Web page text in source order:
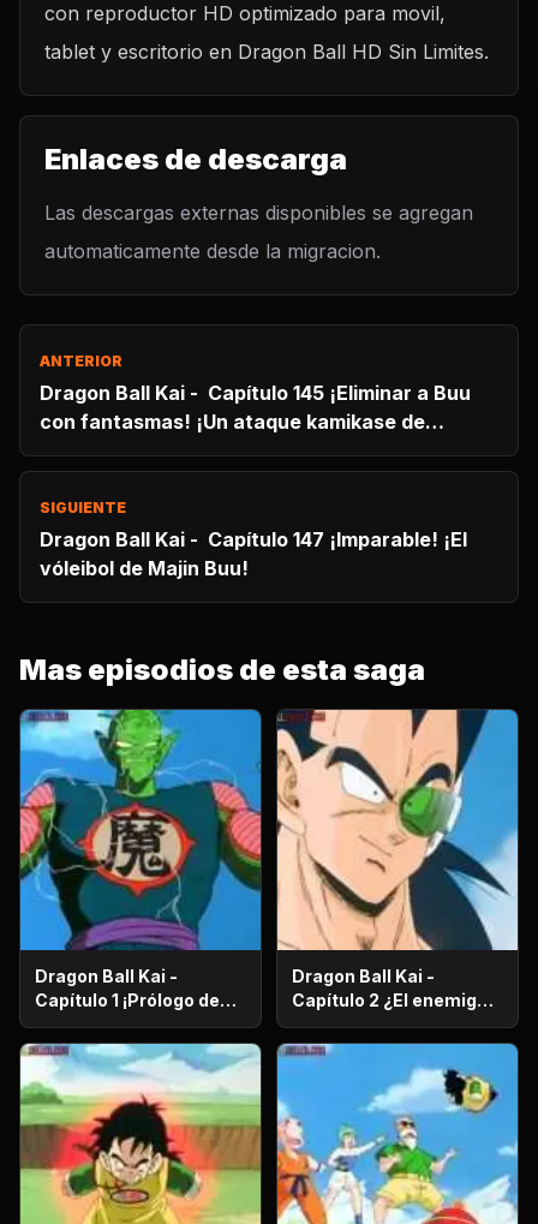
con reproductor HD optimizado para movil,
tablet y escritorio en Dragon Ball HD Sin Limites.
Enlaces de descarga
Las descargas externas disponibles se agregan
automaticamente desde la migracion.
ANTERIOR
Dragon Ball Kai - Capítulo 145 ¡Eliminar a Buu
con fantasmas! ¡Un ataque kamikase de
knockout!
SIGUIENTE
Dragon Ball Kai - Capítulo 147 ¡Imparable! ¡El
vóleibol de Majin Buu!
Mas episodios de esta saga
Dragon Ball Kai -
Capítulo 1 ¡Prólogo de
batalla! ¡El regreso de
Gokú!
Dragon Ball Kai -
Capítulo 2 ¿El enemigo
es el hermano mayor de
Gokú? ¡El secreto de los
poderosos guerreros